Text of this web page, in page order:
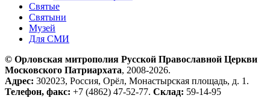
Святые
Святыни
Музей
Для СМИ
© Орловская митрополия Русской Православной Церкви
Московского Патриархата, 2008-2026.
Адрес: 302023, Россия, Орёл, Монастырская площадь, д. 1.
Телефон, факс: +7 (4862) 47-52-77. Склад: 59-14-95